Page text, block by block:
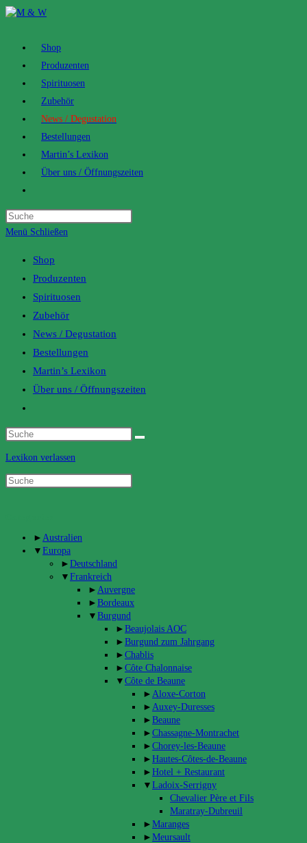
Zum
Shop
Produzenten
Spirituosen
Zubehör
News / Degustation
Bestellungen
Martin’s Lexikon
Über uns / Öffnungszeiten
website
search
Menü Schließen
Shop
Produzenten
Spirituosen
Zubehör
News / Degustation
Bestellungen
Martin’s Lexikon
Über uns / Öffnungszeiten
website
search
Lexikon verlassen
► Australien
▼ Europa
► Deutschland
▼ Frankreich
► Auvergne
► Bordeaux
▼ Burgund
► Beaujolais AOC
► Burgund zum Jahrgang
► Chablis
► Côte Chalonnaise
▼ Côte de Beaune
► Aloxe-Corton
► Auxey-Duresses
► Beaune
► Chassagne-Montrachet
► Chorey-les-Beaune
► Hautes-Côtes-de-Beaune
► Hotel + Restaurant
▼ Ladoix-Serrigny
Chevalier Père et Fils
Maratray-Dubreuil
► Maranges
► Meursault